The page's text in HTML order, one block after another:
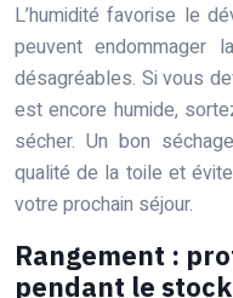
L’humidité favorise le
peuvent endommager
désagréables. Si vous
est encore humide,
sécher. Un bon
qualité de la toile et
votre prochain séjour.
Rangement :
pendant le